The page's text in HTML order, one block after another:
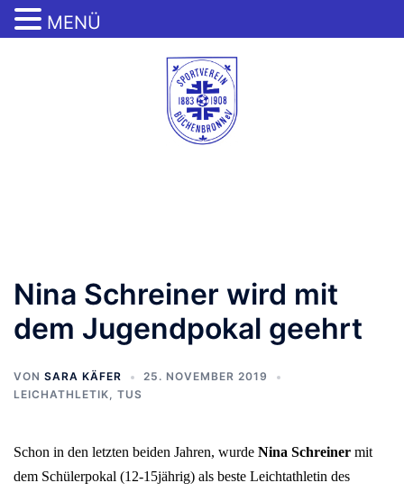
Nina Schreiner wird mit
dem Jugendpokal geehrt
VON SARA KÄFER
25. NOVEMBER 2019
LEICHATHLETIK, TUS
Schon in den letzten beiden Jahren, wurde Nina Schreiner mit
dem Schülerpokal (12-15jährig) als beste Leichtathletin des
MENÜ